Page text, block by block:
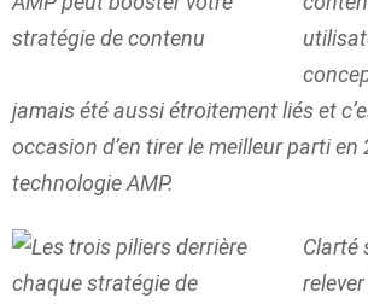
jamais été aussi étroitement liés et
occasion d’en tirer le meilleur parti en
technologie AMP.
Clarté